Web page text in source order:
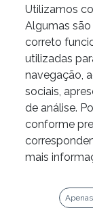
Adicione 4
(a de menor
Utilizamos
Algumas são
correto
utilizadas
navegação,
sociais,
de análise.
conforme
mais